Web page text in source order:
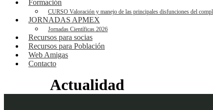
Formación
CURSO Valoración y manejo de las principales disfunciones del
JORNADAS APMEX
Jornadas Científicas 2026
Recursos para socias
Recursos para Población
Web Amigas
Contacto
Actualidad